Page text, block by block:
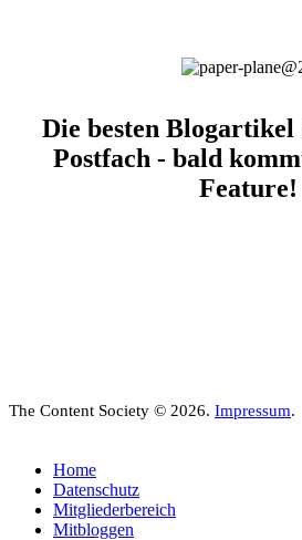
Die besten
Postfach - bald
Feature!
The Content Society © 2026. Impressum.
Home
Datenschutz
Mitgliederbereich
Mitbloggen